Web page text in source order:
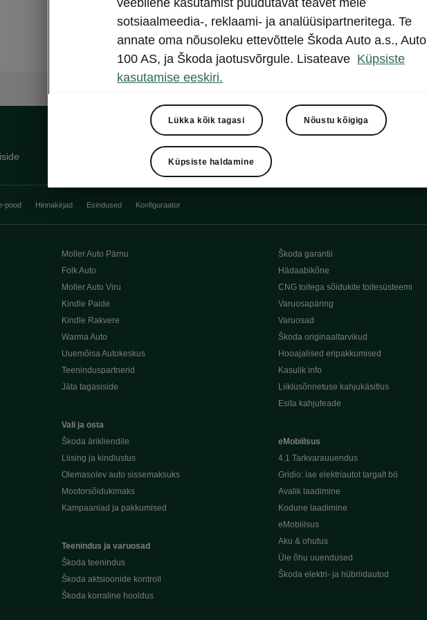
Näita
pood Hinnakirjad Esindused Konfiguraator
Moller Auto Pärnu
Folk Auto
Moller Auto Viru
Kindle Paide
Kindle Rakvere
Warma Auto
Uuemõisa Autokeskus
Teeninduspartnerid
Jäta tagasiside
Vali ja osta
Škoda ärikliendile
Liising ja kindlustus
Olemasolev auto sissemaksuks
Mootorsõidukimaks
Kampaaniad ja pakkumised
Teenindus ja varuosad
Škoda teenindus
Škoda aktsioonide kontroll
Škoda korraline hooldus
Škoda garantii
Hädaabikõne
CNG toitega sõidukite toitesüsteemi
Varuosapäring
Varuosad
Škoda originaaltarvikud
Hooajalised eripakkumised
Kasulik info
Liiklusõnnetuse kahjukäsitlus
Esita kahjuteade
eMobiilsus
4.1 Tarkvarauuendus
Gridio: lae elektriautot targalt bö
Avalik laadimine
Kodune laadimine
eMobiilsus
Aku & ohutus
Üle õhu uuendused
Škoda elektri- ja hübriidautod
veebilehe kasutamist puudutavat teavet meie
sotsiaalmeedia-, reklaami- ja analüüsipartneritega. Te
annate oma nõusoleku ettevõttele Škoda Auto a.s., Auto
100 AS, ja Škoda jaotusvõrgule. Lisateave Küpsiste
kasutamise eeskiri.
Lükka kõik tagasi Nõustu kõigiga
Küpsiste haldamine